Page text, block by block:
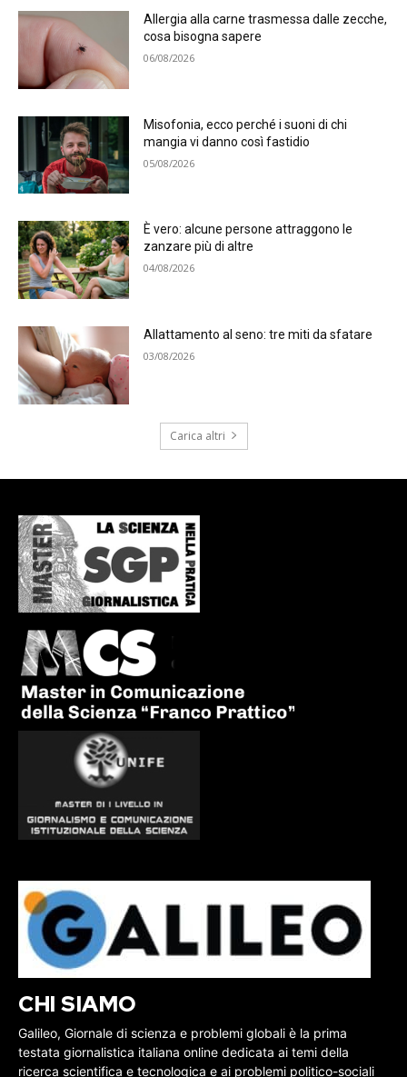
Allergia alla carne trasmessa dalle zecche,
cosa bisogna sapere
06/08/2026
Misofonia, ecco perché i suoni di chi
mangia vi danno così fastidio
05/08/2026
È vero: alcune persone attraggono le
zanzare più di altre
04/08/2026
Allattamento al seno: tre miti da sfatare
03/08/2026
Carica altri
CHI SIAMO
Galileo, Giornale di scienza e problemi globali è la prima
testata giornalistica italiana online dedicata ai temi della
ricerca scientifica e tecnologica e ai problemi politico-sociali